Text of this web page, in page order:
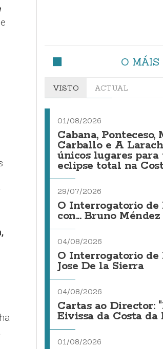
O MÁIS
VISTO ACTUAL
01/08/2026
Cabana, Ponteceso,
Carballo e A
únicos lugares para
eclipse total na
29/07/2026
O Interrogatorio de
con... Bruno
04/08/2026
O Interrogatorio de
Jose De la Sierra
04/08/2026
Cartas ao Director:
Eivissa da Costa da
01/08/2026